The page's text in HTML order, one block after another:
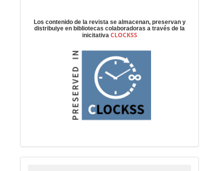
Los contenido de la revista se almacenan, preservan y
distribuiye en bibliotecas colaboradoras a través de la
inicitativa CLOCKSS